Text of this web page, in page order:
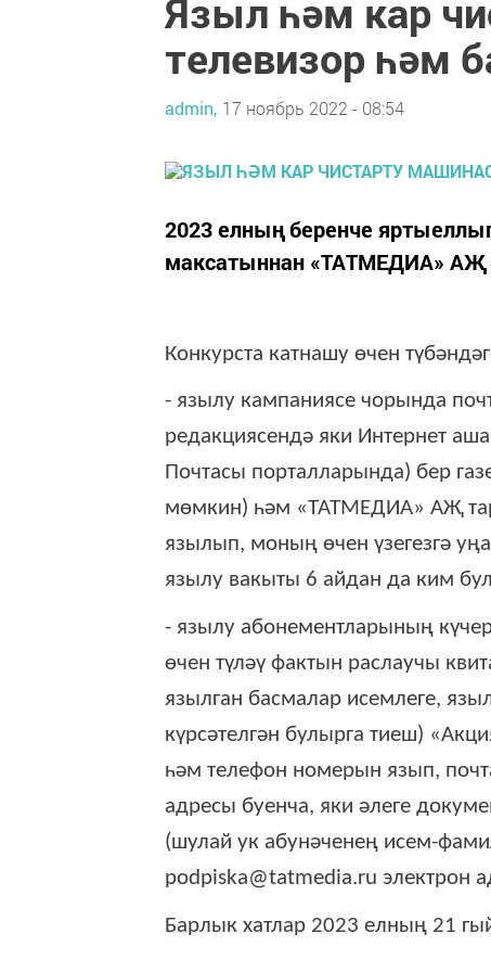
Языл һәм кар
телевизор һәм
admin, 17 ноябрь 2022 - 08:54
2023 елның беренче
максатыннан «ТАТМЕДИА» АҖ
Конкурста катнашу өчен
- язылу кампаниясе чорында
редакциясендә яки Интернет
Почтасы порталларында) бер
мөмкин) һәм «ТАТМЕДИА» АҖ
язылып, моның өчен үзегезгә
язылу вакыты 6 айдан да ким
- язылу абонементларының
өчен түләү фактын раслаучы
язылган басмалар исемлеге,
күрсәтелгән булырга тиеш)
һәм телефон номерын язып,
адресы буенча, яки әлеге
(шулай ук абунәченең исем-
podpiska@tatmedia.ru электрон
Барлык хатлар 2023 елның 21